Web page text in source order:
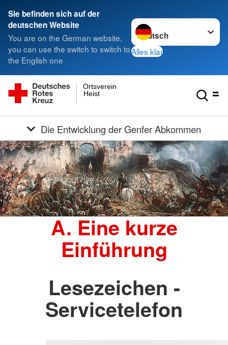
Sie befinden sich auf der
deutschen Website
You are on the German website,
you can use the switch to switch to
the English one
Sprache wechseln zu
Alles klar
Heist
Ortsverein
Die Entwicklung der Genfer Abkommen
A. Eine kurze
Einführung
Lesezeichen -
Servicetelefon